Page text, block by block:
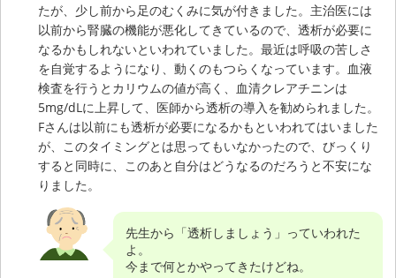
たが、少し前から足のむくみに気が付きました。主治医には
以前から腎臓の機能が悪化してきているので、透析が必要に
なるかもしれないといわれていました。最近は呼吸の苦しさ
を自覚するようになり、動くのもつらくなっています。血液
検査を行うとカリウムの値が高く、血清クレアチニンは
5mg/dLに上昇して、医師から透析の導入を勧められました。
Fさんは以前にも透析が必要になるかもといわれてはいました
が、このタイミングとは思ってもいなかったので、びっくり
すると同時に、このあと自分はどうなるのだろうと不安にな
りました。
先生から「透析しましょう」っていわれた
よ。
今まで何とかやってきたけどね。